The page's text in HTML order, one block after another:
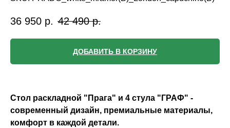
36 950 р. 42 490 р.
ДОБАВИТЬ В КОРЗИНУ
Стол раскладной "Прага" и 4 стула "ГРАФ" -
современный дизайн, премиальные материалы,
комфорт в каждой детали.